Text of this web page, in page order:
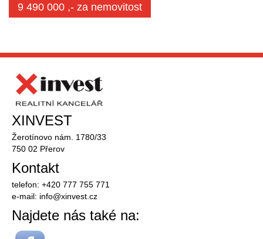
9 490 000 ,- za nemovitost
XINVEST
Žerotínovo nám. 1780/33
750 02 Přerov
Kontakt
telefon: +420 777 755 771
e-mail: info@xinvest.cz
Najdete nás také na: